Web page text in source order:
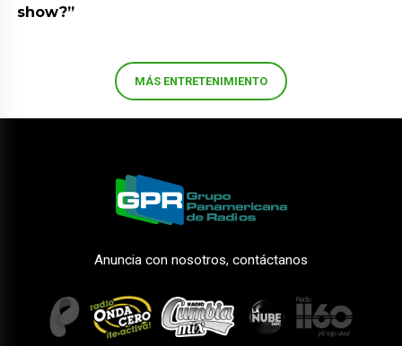
show?”
MÁS ENTRETENIMIENTO
Anuncia con nosotros, contáctanos